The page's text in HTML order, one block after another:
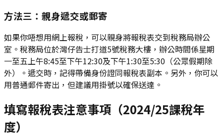
方法三：親身遞交或郵寄
如果你唔想用網上報稅，可以親身將報稅表交到稅務局辦公
室。稅務局位於灣仔告士打道5號稅務大樓，辦公時間係星期
一至五上午8:45至下午12:30及下午1:30至5:30（公眾假期除
外）。遞交時，記得帶備身份證同報稅表副本。另外，你可以
用普通郵件寄出，但建議用掛號以確保送達。
填寫報稅表注意事項（2024/25課稅年
度）